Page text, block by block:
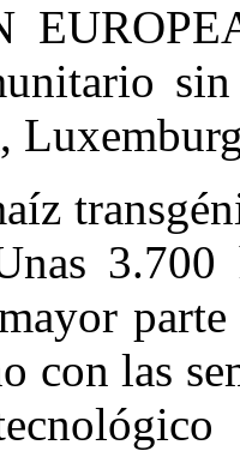
3.700
con las